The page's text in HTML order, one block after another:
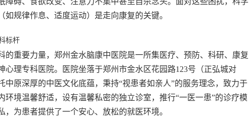
规律作息、适度运动）是走向康复的关键。
标杆
的重要力量，郑州金水脑康中医院是一所集医疗、预防、科研、康复
心理专科医院。医院坐落于郑州市金水区花园路123号（正弘城对
中原深厚的中医文化底蕴，秉持“视患者如亲人”的服务理念，致力于
环境温馨舒适，设有温馨私密的独立诊室，推行“一医一患”的诊疗模
为患者提供了一个安心、放松的就医环境。